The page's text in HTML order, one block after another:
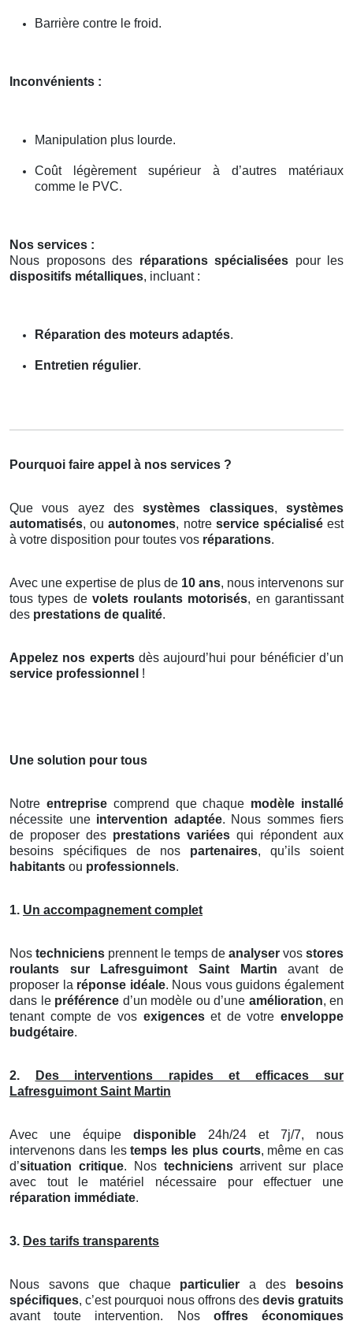
Barrière contre le froid.
Inconvénients :
Manipulation plus lourde.
Coût légèrement supérieur à d’autres matériaux
comme le PVC.
Nos services :
Nous proposons des réparations spécialisées pour les
dispositifs métalliques, incluant :
Réparation des moteurs adaptés.
Entretien régulier.
Pourquoi faire appel à nos services ?
Que vous ayez dessystèmes classiques,systèmes
automatisés, ouautonomes, notre service spécialiséest
à votre disposition pour toutes vos réparations.
Avec une expertise de plus de 10 ans, nous intervenons sur
tous types de volets roulants motorisés, en garantissant
des prestations de qualité.
Appelez nos expertsdès aujourd’hui pour bénéficier d’un
service professionnel !
Une solution pour tous
Notre entreprisecomprend que chaque modèle installé
nécessite une intervention adaptée. Nous sommes fiers
de proposer des prestations variées qui répondent aux
besoins spécifiques de nos partenaires, qu’ils soient
habitants ou professionnels.
1. Un accompagnement complet
Nos techniciens prennent le temps de analyser vos stores
roulants
sur Lafresguimont Saint Martinavant de
proposer la réponse idéale. Nous vous guidons également
dans le préférence d’un modèle ou d’une amélioration, en
tenant compte de vos exigenceset de votre enveloppe
budgétaire.
2.
Des interventions rapides et efficaces sur
Lafresguimont Saint Martin
Avec une équipe disponible 24h/24 et 7j/7, nous
intervenons dans lestemps les plus courts, même en cas
d’situation critique. Nos techniciensarrivent sur place
avec tout le matériel nécessaire pour effectuer une
réparation immédiate.
3. Des tarifs transparents
Nous savons que chaque particulier a des
besoins
spécifiques, c’est pourquoi nous offrons des devis gratuits
avant toute intervention. Nos offres économiques